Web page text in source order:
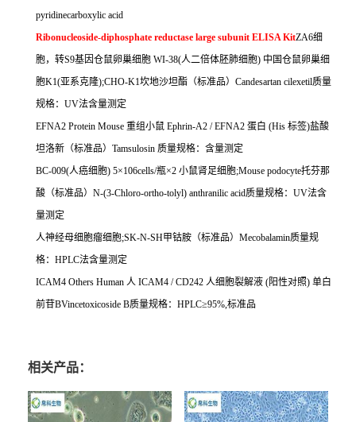
pyridinecarboxylic acid
Ribonucleoside-diphosphate reductase large subunit ELISA KitZA6细
胞，转S9基因仓鼠卵巢细胞 WI-38(人二倍体胚肺细胞) 中国仓鼠卵巢细
胞K1(亚系克隆);CHO-K1坎地沙坦酯（标准品） Candesartan cilexetil质量
规格： UV法含量测定
EFNA2 Protein Mouse 重组小鼠 Ephrin-A2 / EFNA2 蛋白 (His 标签)盐酸
坦洛新（标准品） Tamsulosin 质量规格：含量测定
BC-009(人癌细胞) 5×106cells/瓶×2 小鼠肾足细胞;Mouse podocyte托芬那
酸（标准品） N-(3-Chloro-ortho-tolyl) anthranilic acid质量规格： UV法含
量测定
人神经母细胞瘤细胞;SK-N-SH甲钴胺（标准品） Mecobalamin质量规
格： HPLC法含量测定
ICAM4 Others Human 人 ICAM4 / CD242 人细胞裂解液 (阳性对照) 单白
前苷BVincetoxicoside B质量规格： HPLC≥95%,标准品
相关产品：